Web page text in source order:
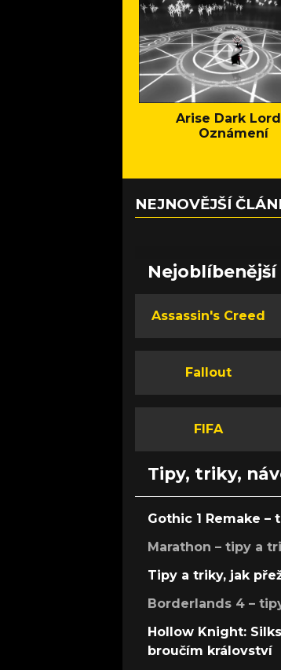
Arise Dark Lord
Oznámení
NEJNOVĚJŠÍ
Assassin's Creed
Fallout
FIFA
Tipy, triky,
Gothic 1 Remake
Marathon – tipy a
Tipy a triky, jak
Borderlands 4 –
Hollow Knight:
broučím království